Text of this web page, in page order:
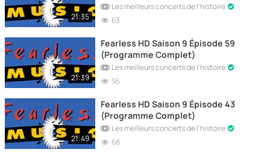
21:35
Les meilleurs concerts de l'histoire
63
21:39
Fearless HD Saison 9 Épisode 59
(Programme Complet)
Les meilleurs concerts de l'histoire
95
21:49
Fearless HD Saison 9 Épisode 43
(Programme Complet)
Les meilleurs concerts de l'histoire
68